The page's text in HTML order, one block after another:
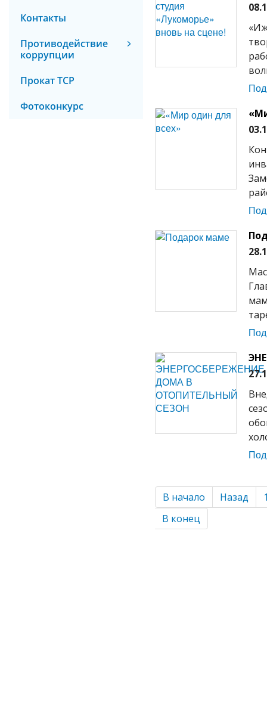
Контакты
Противодействие
коррупции
Прокат ТСР
Фотоконкурс
В начало Назад
В конец